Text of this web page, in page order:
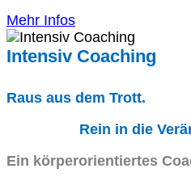
Mehr Infos
Intensiv Coaching
Raus aus dem Trott.
Rein in die
Ein körperorientiertes